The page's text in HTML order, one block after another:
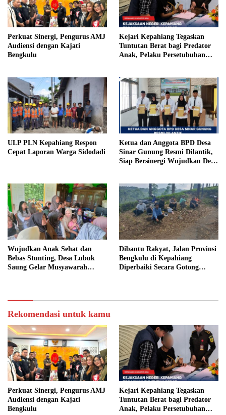
Perkuat Sinergi, Pengurus AMJ
Audiensi dengan Kajati
Bengkulu
Kejari Kepahiang Tegaskan
Tuntutan Berat bagi Predator
Anak, Pelaku Persetubuhan
Penjara
ULP PLN Kepahiang Respon
Cepat Laporan Warga Sidodadi
Ketua dan Anggota BPD Desa
Sinar Gunung Resmi Dilantik,
Siap Bersinergi Wujudkan Desa
Wujudkan Anak Sehat dan
Bebas Stunting, Desa Lubuk
Saung Gelar Musyawarah
Dibantu Rakyat, Jalan Provinsi
Bengkulu di Kepahiang
Diperbaiki Secara Gotong
Rekomendasi untuk kamu
Perkuat Sinergi, Pengurus AMJ
Audiensi dengan Kajati
Bengkulu
Kejari Kepahiang Tegaskan
Tuntutan Berat bagi Predator
Anak, Pelaku Persetubuhan